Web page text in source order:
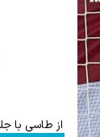
اسپیرولینا